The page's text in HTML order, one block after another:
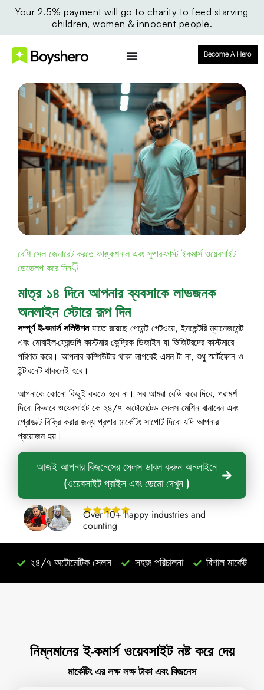
Your 2.5% payment will go to charity to feed starving
children, women & innocent people.
Become A Hero
বেশি সেল জেনারেট করতে ফাঙ্কশনাল এবং সুপার-ফাস্ট ইকমার্স ওয়েবসাইট
ডেভেলপ করে নিন👇
মাত্র ১৪ দিনে আপনার ব্যবসাকে লাভজনক
অনলাইন স্টোরে রূপ দিন
সম্পূর্ণ ই-কমার্স সলিউশনযাতে রয়েছে পেমেন্ট গেটওয়ে, ইনভেন্টরি ম্যানেজমেন্ট
এবং মোবাইল-ফ্রেন্ডলি কাস্টমার কেন্দ্রিক ডিজাইন যা ভিজিটরদের কাস্টমারে
পরিণত করে। আপনার কম্পিউটার থাকা লাগবেই এমন টা না, শুধু স্মার্টফোন ও
ইন্টারনেট থাকলেই হবে।
আপনাকে কোনো কিছুই করতে হবে না। সব আমরা রেডি করে দিবে, পরামর্শ
দিবো কিভাবে ওয়েবসাইট কে ২৪/৭ অটোমেটেড সেলস মেশিন বানাবেন এবং
প্রোডাক্ট বিক্রি করার জন্য প্রপার মার্কেটিং সাপোর্ট দিবো যদি আপনার
প্রয়োজন হয়।
আজই আপনার বিজনেসের সেলস ডাবল করুন অনলাইনে
(ওয়েবসাইট প্রাইস এবং ডেমো দেখুন )
Over 10+ happy industries and
counting
২৪/৭ অটোমেটিক সেলস সহজ পরিচালনা বিশাল মার্কেট
নিম্নমানের ই-কমার্স ওয়েবসাইট নষ্ট করে দেয়
মার্কেটিং এর লক্ষ লক্ষ টাকা এবং বিজনেস